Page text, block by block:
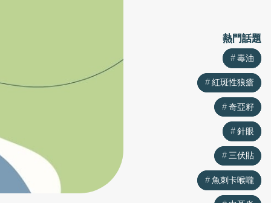
熱門話題
毒油
紅斑性狼瘡
奇亞籽
針眼
三伏貼
魚刺卡喉嚨
熱門話題
毒油
紅斑性狼瘡
奇亞籽
針眼
三伏貼
魚刺卡喉嚨